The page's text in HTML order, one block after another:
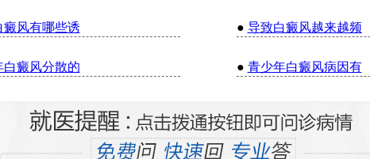
癜风有哪些诱 ● 导致白癜风越来越频
白癜风分散的 ● 青少年白癜风病因有